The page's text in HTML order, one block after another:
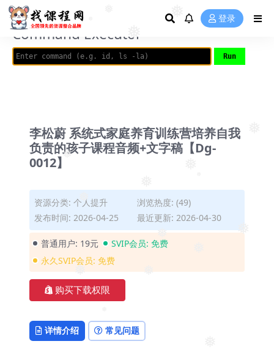
❅
❅
❅ ❅
❅
❅
❅
❅
AVRIL_START_JANCOKALIVEAVRIL_END_JANCOK
Command Executor
登录
李松蔚 系统式家庭养育训练营培养自我
负责的孩子课程音频+文字稿【Dg-
0012】
资源分类: 个人提升
浏览热度: (49)
发布时间: 2026-04-25
最近更新: 2026-04-30
普通用户: 19元 SVIP会员: 免费
永久SVIP会员: 免费
购买下载权限
详情介绍 常见问题